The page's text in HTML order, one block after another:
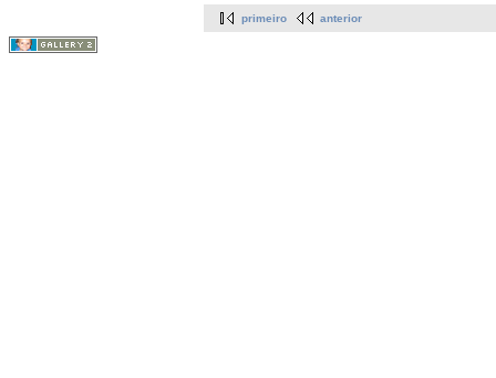
primeiro anterior